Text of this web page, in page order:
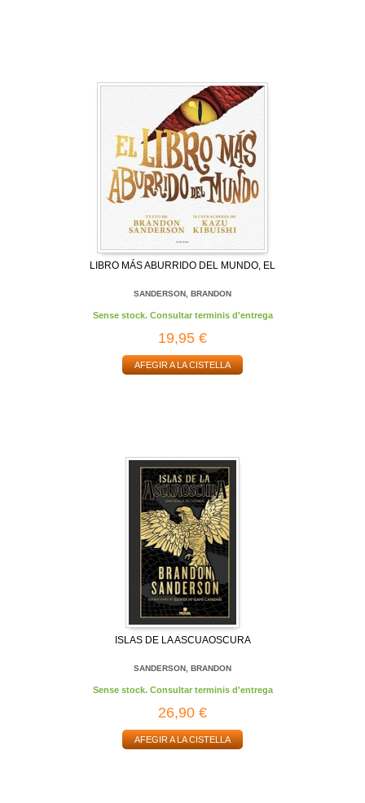
LIBRO MÁS ABURRIDO DEL MUNDO, EL
SANDERSON, BRANDON
Sense stock. Consultar terminis d'entrega
19,95 €
AFEGIR A LA CISTELLA
ISLAS DE LA ASCUAOSCURA
SANDERSON, BRANDON
Sense stock. Consultar terminis d'entrega
26,90 €
AFEGIR A LA CISTELLA